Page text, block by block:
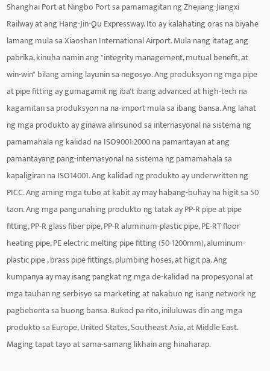
Shanghai Port at Ningbo Port sa pamamagitan ng Zhejiang-Jiangxi
Railway at ang Hang-Jin-Qu Expressway. Ito ay kalahating oras na biyahe
lamang mula sa Xiaoshan International Airport. Mula nang itatag ang
pabrika, kinuha namin ang "integrity management, mutual benefit, at
win-win" bilang aming layunin sa negosyo. Ang produksyon ng mga pipe
at pipe fitting ay gumagamit ng iba't ibang advanced at high-tech na
kagamitan sa produksyon na na-import mula sa ibang bansa. Ang lahat
ng mga produkto ay ginawa alinsunod sa internasyonal na sistema ng
pamamahala ng kalidad na ISO9001:2000 na pamantayan at ang
pamantayang pang-internasyonal na sistema ng pamamahala sa
kapaligiran na ISO14001. Ang kalidad ng produkto ay underwritten ng
PICC. Ang aming mga tubo at kabit ay may habang-buhay na higit sa 50
taon. Ang mga pangunahing produkto ng tatak ay PP-R pipe at pipe
fitting, PP-R glass fiber pipe, PP-R aluminum-plastic pipe, PE-RT floor
heating pipe, PE electric melting pipe fitting (50-1200mm), aluminum-
plastic pipe , brass pipe fittings, plumbing hoses, at higit pa. Ang
kumpanya ay may isang pangkat ng mga de-kalidad na propesyonal at
mga tauhan ng serbisyo sa marketing at nakabuo ng isang network ng
pagbebenta sa buong bansa. Bukod pa rito, iniluluwas din ang mga
produkto sa Europe, United States, Southeast Asia, at Middle East.
Maging tapat tayo at sama-samang likhain ang hinaharap.